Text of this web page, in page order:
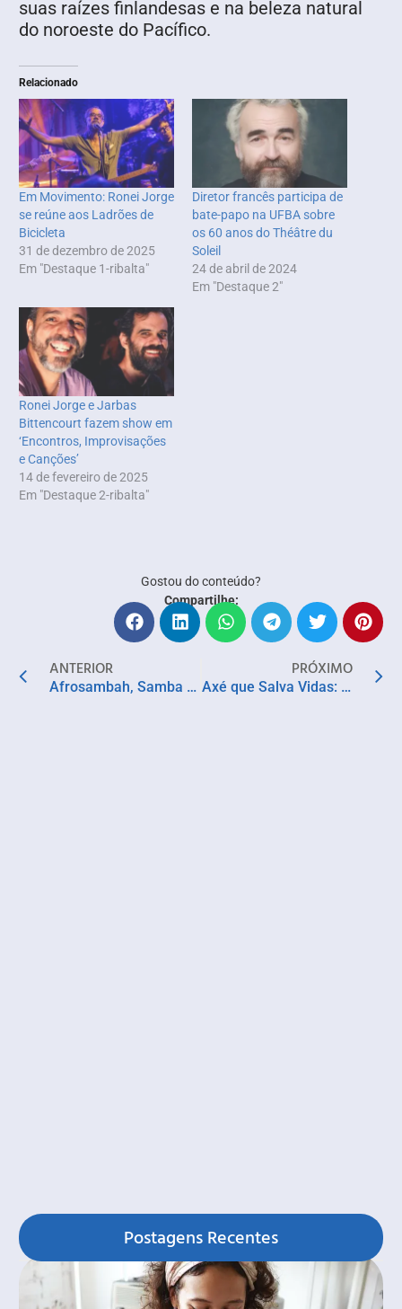
suas raízes finlandesas e na beleza natural
do noroeste do Pacífico.
Relacionado
Em Movimento: Ronei Jorge
se reúne aos Ladrões de
Bicicleta
31 de dezembro de 2025
Em "Destaque 1-ribalta"
Diretor francês participa de
bate-papo na UFBA sobre
os 60 anos do Théâtre du
Soleil
24 de abril de 2024
Em "Destaque 2"
Ronei Jorge e Jarbas
Bittencourt fazem show em
‘Encontros, Improvisações
e Canções’
14 de fevereiro de 2025
Em "Destaque 2-ribalta"
Gostou do conteúdo?
Compartilhe:
ANTERIOR
Afrosambah, Samba Xeque, Marquinhos Marques e Jhonny Paixão agitam o Mercado de Paripe neste sábado (22)
PRÓXIMO
Axé que Salva Vidas: Fundação Hemoba lança ação para estimular doação de sangue no Carnaval
Postagens Recentes